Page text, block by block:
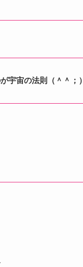
宇宙の法則（＾＾；）